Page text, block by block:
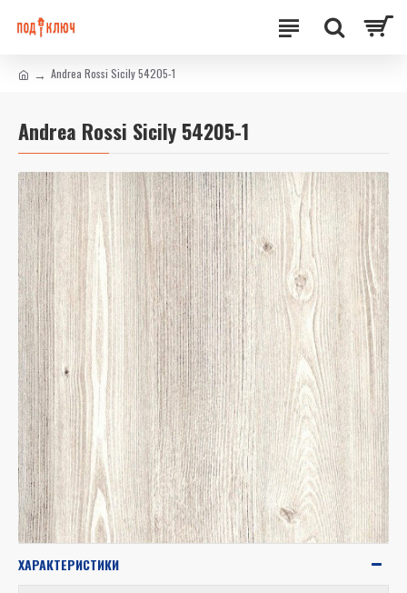
Andrea Rossi Sicily 54205-1
Andrea Rossi Sicily 54205-1
ХАРАКТЕРИСТИКИ